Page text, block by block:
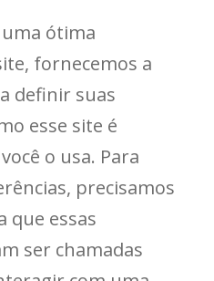
ótima
fornecemos a
definir suas
esse site é
o usa. Para
precisamos
que essas
ser chamadas